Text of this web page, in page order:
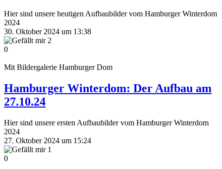
Hier sind unsere heutigen Aufbaubilder vom Hamburger Winterdom
2024
30. Oktober 2024 um 13:38
2
0
Mit Bildergalerie Hamburger Dom
Hamburger Winterdom: Der Aufbau am
27.10.24
Hier sind unsere ersten Aufbaubilder vom Hamburger Winterdom
2024
27. Oktober 2024 um 15:24
1
0